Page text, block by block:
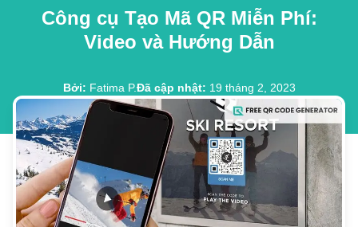
Công cụ Tạo Mã QR Miễn Phí:
Video và Hướng Dẫn
Bởi: Fatima P.Đã cập nhật: 19 tháng 2, 2023